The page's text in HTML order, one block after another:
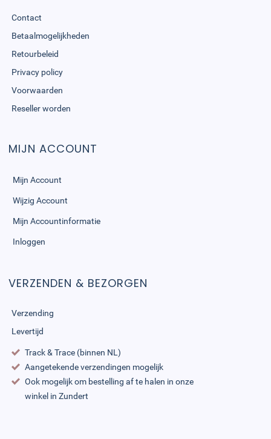
Contact
Betaalmogelijkheden
Retourbeleid
Privacy policy
Voorwaarden
Reseller worden
MIJN ACCOUNT
Mijn Account
Wijzig Account
Mijn Accountinformatie
Inloggen
VERZENDEN & BEZORGEN
Verzending
Levertijd
Track & Trace (binnen NL)
Aangetekende verzendingen mogelijk
Ook mogelijk om bestelling af te halen in onze
winkel in Zundert